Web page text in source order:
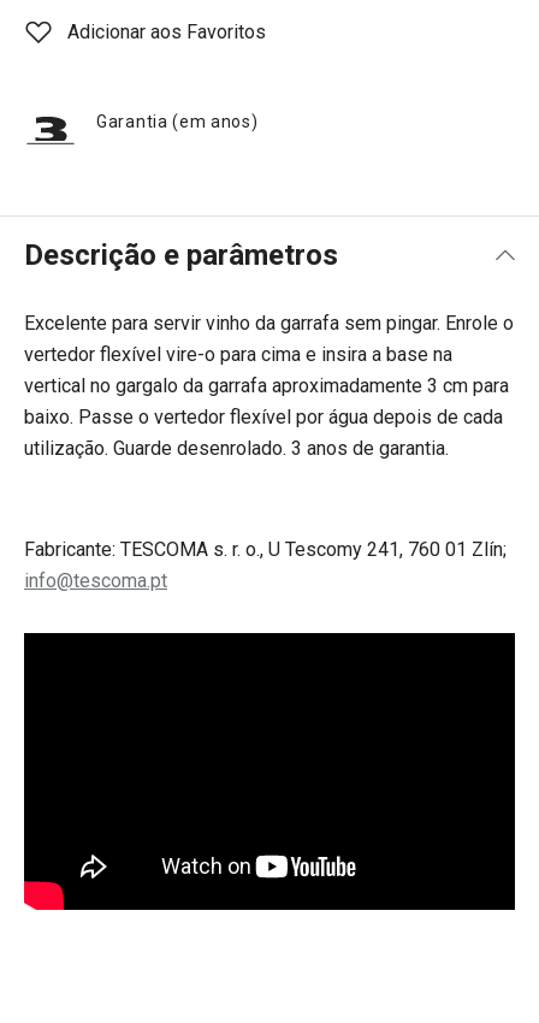
Adicionar aos Favoritos
Garantia (em anos)
Descrição e parâmetros
Excelente para servir vinho da garrafa sem pingar. Enrole o
vertedor flexível vire-o para cima e insira a base na
vertical no gargalo da garrafa aproximadamente 3 cm para
baixo. Passe o vertedor flexível por água depois de cada
utilização. Guarde desenrolado. 3 anos de garantia.
Fabricante: TESCOMA s. r. o., U Tescomy 241, 760 01 Zlín;
info@tescoma.pt